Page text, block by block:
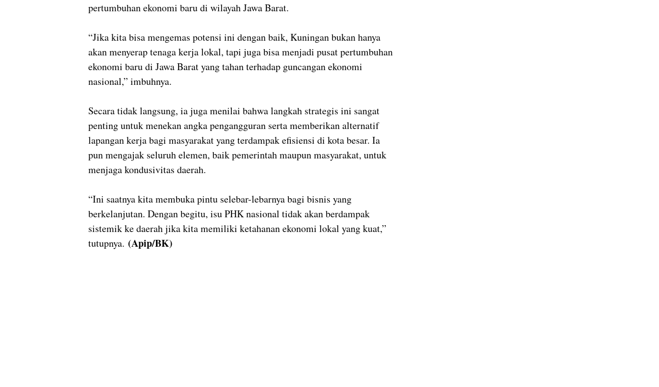
pertumbuhan ekonomi baru di wilayah Jawa Barat.
“Jika kita bisa mengemas potensi ini dengan baik, Kuningan bukan hanya
akan menyerap tenaga kerja lokal, tapi juga bisa menjadi pusat pertumbuhan
ekonomi baru di Jawa Barat yang tahan terhadap guncangan ekonomi
nasional,” imbuhnya.
Secara tidak langsung, ia juga menilai bahwa langkah strategis ini sangat
penting untuk menekan angka pengangguran serta memberikan alternatif
lapangan kerja bagi masyarakat yang terdampak efisiensi di kota besar. Ia
pun mengajak seluruh elemen, baik pemerintah maupun masyarakat, untuk
menjaga kondusivitas daerah.
“Ini saatnya kita membuka pintu selebar-lebarnya bagi bisnis yang
berkelanjutan. Dengan begitu, isu PHK nasional tidak akan berdampak
sistemik ke daerah jika kita memiliki ketahanan ekonomi lokal yang kuat,”
tutupnya. (Apip/BK)